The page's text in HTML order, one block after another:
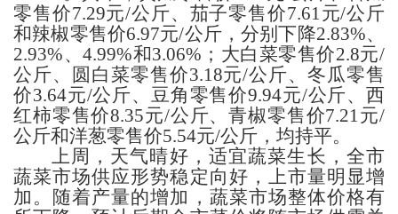
零售价7.29元/公斤、茄子零售价7.61元/公斤
和辣椒零售价6.97元/公斤，分别下降2.83%、
2.93%、4.99%和3.06%； 大白菜零售价2.8元/
公斤、圆白菜零售价3.18元/公斤、冬瓜零售
价3.64元/公斤、豆角零售价9.94元/公斤、西
红柿零售价8.35元/公斤、青椒零售价7.21元/
公斤和洋葱零售价5.54元/公斤， 均持平。
上周，天气晴好，适宜蔬菜生长，全市
蔬菜市场供应形势稳定向好，上市量明显增
加。随着产量的增加，蔬菜市场整体价格有